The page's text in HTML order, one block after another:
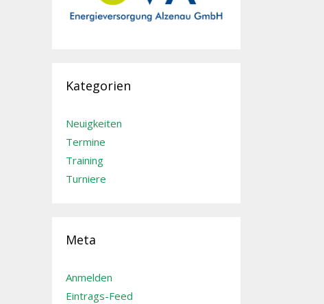
Kategorien
Neuigkeiten
Termine
Training
Turniere
Meta
Anmelden
Eintrags-Feed